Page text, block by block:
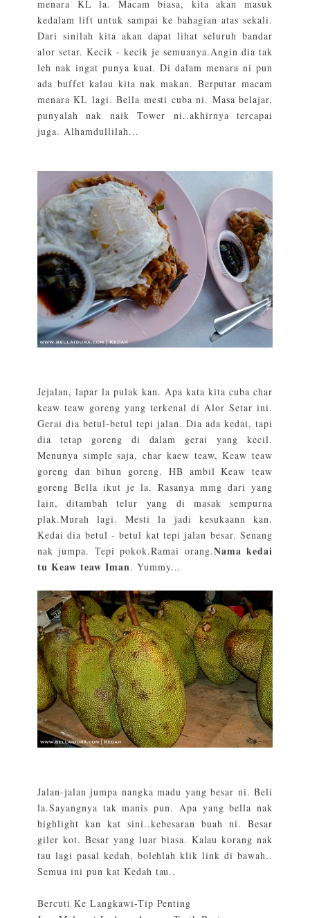
menara KL la. Macam biasa, kita akan masuk
kedalam lift untuk sampai ke bahagian atas sekali.
Dari sinilah kita akan dapat lihat seluruh bandar
alor setar. Kecik - kecik je semuanya.Angin dia tak
leh nak ingat punya kuat. Di dalam menara ni pun
ada buffet kalau kita nak makan. Berputar macam
menara KL lagi. Bella mesti cuba ni. Masa belajar,
punyalah nak naik Tower ni..akhirnya tercapai
juga. Alhamdullilah...
Jejalan, lapar la pulak kan. Apa kata kita cuba char
keaw teaw goreng yang terkenal di Alor Setar ini.
Gerai dia betul-betul tepi jalan. Dia ada kedai, tapi
dia tetap goreng di dalam gerai yang kecil.
Menunya simple saja, char kaew teaw, Keaw teaw
goreng dan bihun goreng. HB ambil Keaw teaw
goreng Bella ikut je la. Rasanya mmg dari yang
lain, ditambah telur yang di masak sempurna
plak.Murah lagi. Mesti la jadi kesukaann kan.
Kedai dia betul - betul kat tepi jalan besar. Senang
nak jumpa. Tepi pokok.Ramai orang.Nama kedai
tu Keaw teaw Iman. Yummy...
Jalan-jalan jumpa nangka madu yang besar ni. Beli
la.Sayangnya tak manis pun. Apa yang bella nak
highlight kan kat sini..kebesaran buah ni. Besar
giler kot. Besar yang luar biasa. Kalau korang nak
tau lagi pasal kedah, bolehlah klik link di bawah..
Semua ini pun kat Kedah tau..
Bercuti Ke Langkawi-Tip Penting